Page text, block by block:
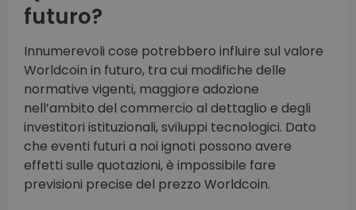
futuro?
Innumerevoli cose potrebbero influire sul valore
Worldcoin in futuro, tra cui modifiche delle
normative vigenti, maggiore adozione
nell’ambito del commercio al dettaglio e degli
investitori istituzionali, sviluppi tecnologici. Dato
che eventi futuri a noi ignoti possono avere
effetti sulle quotazioni, è impossibile fare
previsioni precise del prezzo Worldcoin.